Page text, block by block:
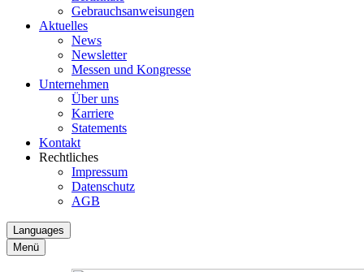
Gebrauchsanweisungen
Aktuelles
News
Newsletter
Messen und Kongresse
Unternehmen
Über uns
Karriere
Statements
Kontakt
Rechtliches
Impressum
Datenschutz
AGB
Languages
Menü